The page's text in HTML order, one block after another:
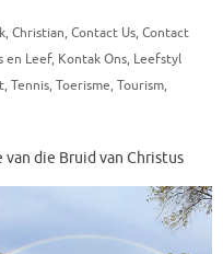
, Christian, Contact Us, Contact
en Leef, Kontak Ons, Leefstyl
, Tennis, Toerisme, Tourism,
die Bruid van Christus